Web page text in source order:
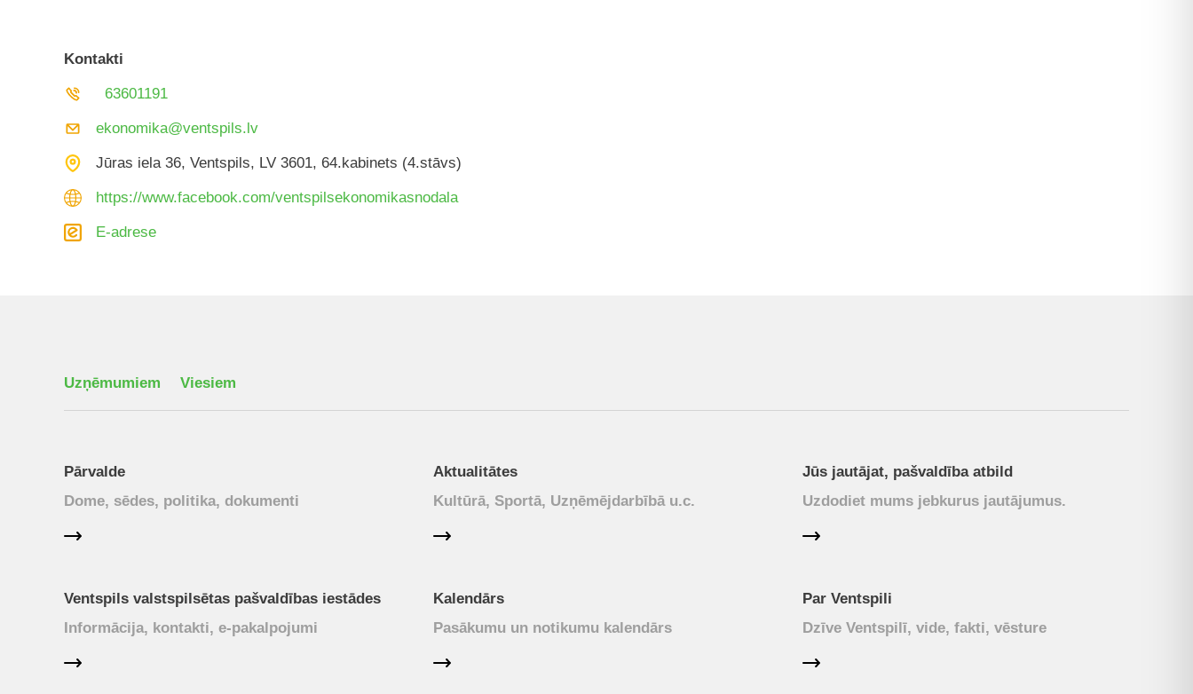
Kontakti
63601191
ekonomika@ventspils.lv
Jūras iela 36, Ventspils, LV 3601, 64.kabinets (4.stāvs)
https://www.facebook.com/ventspilsekonomikasnodala
E-adrese
Uzņēmumiem Viesiem
Pārvalde
Dome, sēdes, politika, dokumenti
Aktualitātes
Kultūrā, Sportā, Uzņēmējdarbībā u.c.
Jūs jautājat, pašvaldība atbild
Uzdodiet mums jebkurus jautājumus.
Ventspils valstspilsētas pašvaldības iestādes
Informācija, kontakti, e-pakalpojumi
Kalendārs
Pasākumu un notikumu kalendārs
Par Ventspili
Dzīve Ventspilī, vide, fakti, vēsture